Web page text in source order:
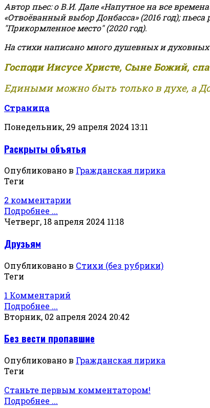
Автор пьес: о В.И. Дале «Напутное на все
«Отвоёванный выбор Донбасса» (2016 год);
"Прикормленное место" (2020 год).
На стихи написано много душевных и духовных
Господи Иисусе Христе, Сыне Божий,
Едиными можно быть только в духе, а
Страница
Понедельник, 29 апреля 2024 13:11
Раскрыты объятья
Опубликовано в Гражданская лирика
Теги
2 комментарии
Подробнее ...
Четверг, 18 апреля 2024 11:18
Друзьям
Опубликовано в Стихи (без рубрики)
Теги
1 Комментарий
Подробнее ...
Вторник, 02 апреля 2024 20:42
Без вести пропавшие
Опубликовано в Гражданская лирика
Теги
Станьте первым комментатором!
Подробнее ...